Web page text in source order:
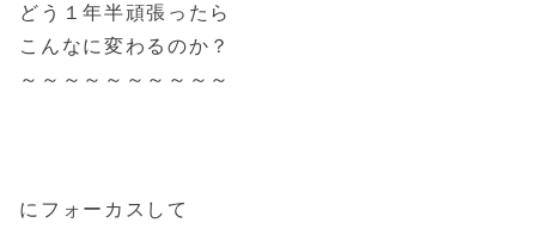
どう１年半頑張ったら
こんなに変わるのか？
～～～～～～～～～～
にフォーカスして